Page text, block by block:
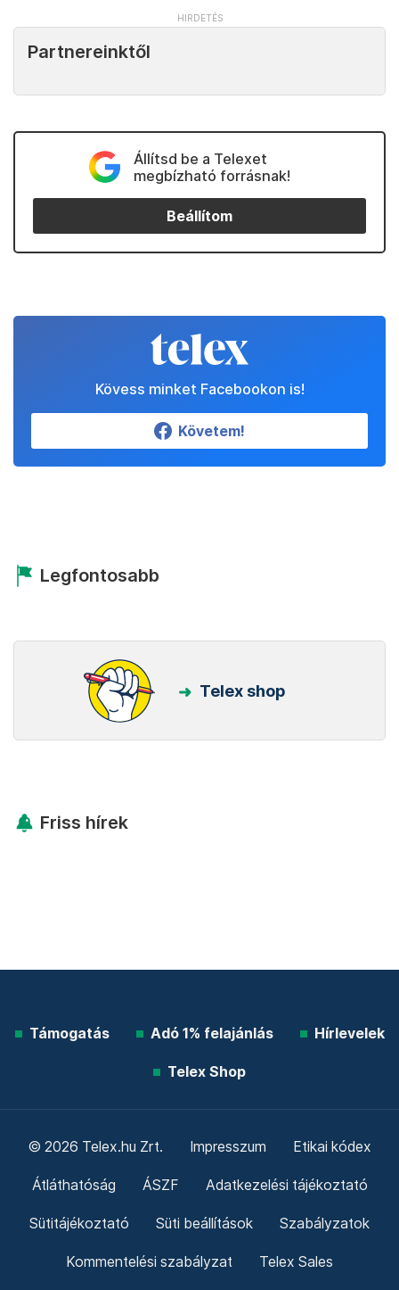
Partnereinktől
Állítsd be a Telexet
megbízható forrásnak!
Beállítom
Kövess minket Facebookon is!
Követem!
Legfontosabb
Telex shop
Friss hírek
Támogatás Adó 1% felajánlás Hírlevelek
Telex Shop
© 2026 Telex.hu Zrt. Impresszum Etikai kódex
Átláthatóság ÁSZF Adatkezelési tájékoztató
Sütitájékoztató Süti beállítások Szabályzatok
Kommentelési szabályzat Telex Sales